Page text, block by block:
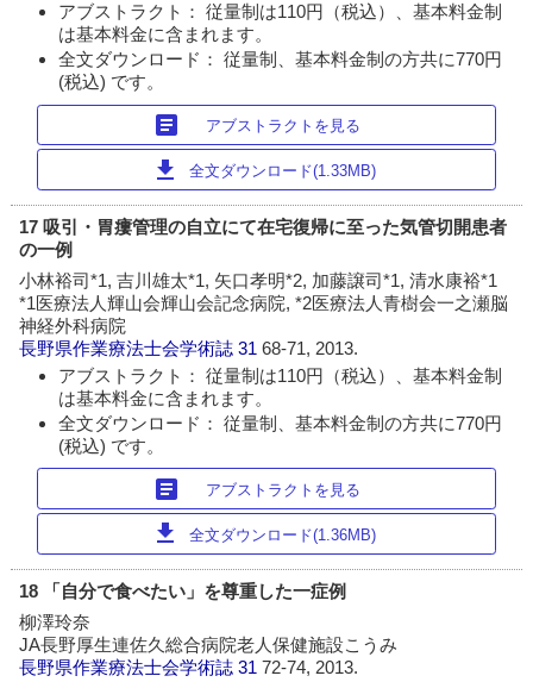
アブストラクト： 従量制は110円（税込）、基本料金制
は基本料金に含まれます。
全文ダウンロード： 従量制、基本料金制の方共に770円
(税込) です。
article アブストラクトを見る
download 全文ダウンロード(1.33MB)
17 吸引・胃瘻管理の自立にて在宅復帰に至った気管切開患者
の一例
小林裕司*1, 吉川雄太*1, 矢口孝明*2, 加藤譲司*1, 清水康裕*1
*1医療法人輝山会輝山会記念病院, *2医療法人青樹会一之瀬脳
神経外科病院
長野県作業療法士会学術誌 3168-71, 2013.
アブストラクト： 従量制は110円（税込）、基本料金制
は基本料金に含まれます。
全文ダウンロード： 従量制、基本料金制の方共に770円
(税込) です。
article アブストラクトを見る
download 全文ダウンロード(1.36MB)
18 「自分で食べたい」を尊重した一症例
柳澤玲奈
JA長野厚生連佐久総合病院老人保健施設こうみ
長野県作業療法士会学術誌 3172-74, 2013.